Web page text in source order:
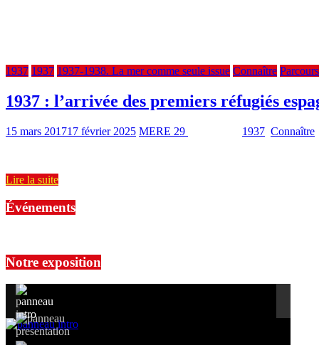
1937 1937 1937-1938. La mer comme seule issue Connaître Parcours
1937 : l’arrivée des premiers réfugiés
15 mars 201717 février 2025 MERE 29 1937 Connaître
Lire la suite
Événements
Notre exposition